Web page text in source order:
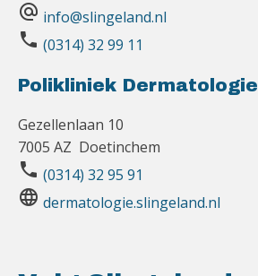
alternate_email info@slingeland.nl
phone (0314) 32 99 11
Polikliniek Dermatologie
Gezellenlaan 10
7005 AZ Doetinchem
phone (0314) 32 95 91
language dermatologie.slingeland.nl